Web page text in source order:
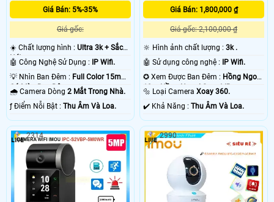
Giá Bán: 5%-35%
Giá gốc:
☀️ Chất lượng hình : Ultra 3k + Sắc
Nét .
🤖️ Công Nghệ Sử Dụng : IP Wifi.
💡 Nhìn Ban Đêm : Full Color 15m
Có Màu Ban Ðêm.
🌧️ Camera Dòng 2 Mắt Trong Nhà.
️ƒ Điểm Nỗi Bật : Thu Âm Và Loa.
Giá Bán: 1,800,000 ₫
Giá gốc: 2,100,000 ₫
🔆 Hình ảnh chất lượng :3k .
🤖️ Sử dụng công nghệ : IP Wifi.
✪ Xem Được Ban Đêm : Hồng Ngoại
10m Hồng Ngoại Smart IR.
🔩 Loại CameraXoay 360.
️✔️ Khả Năng :Thu Âm Và Loa.
2314 2990